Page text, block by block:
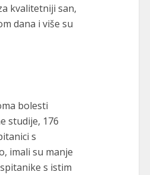
kvalitetniji san,
dana i više su
bolesti
studije, 176
s
imali su manje
s istim